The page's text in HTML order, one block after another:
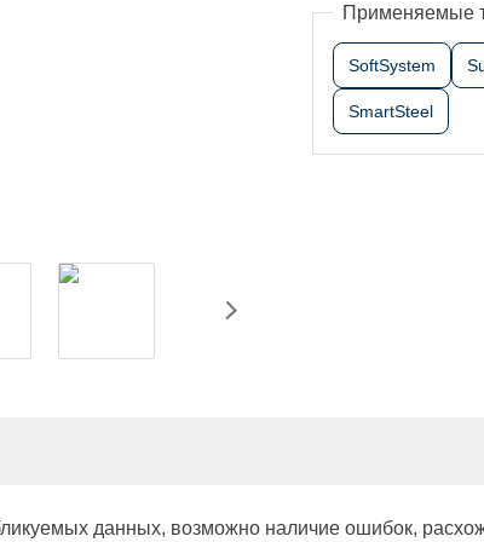
Применяемые
SoftSystem
SmartSteel
данных, возможно наличие ошибок,